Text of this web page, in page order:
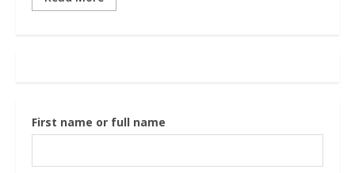
First name or full name